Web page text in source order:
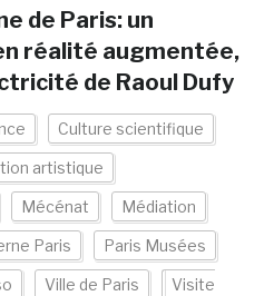
de Paris: un
réalité augmentée,
de Raoul Dufy
Culture scientifique
artistique
Mécénat Médiation
Paris Paris Musées
Ville de Paris Visite